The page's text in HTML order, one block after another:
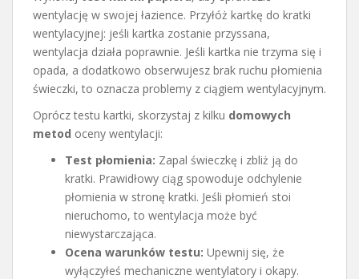
wentylację w swojej łazience. Przyłóż kartkę do kratki
wentylacyjnej: jeśli kartka zostanie przyssana,
wentylacja działa poprawnie. Jeśli kartka nie trzyma się i
opada, a dodatkowo obserwujesz brak ruchu płomienia
świeczki, to oznacza problemy z ciągiem wentylacyjnym.
Oprócz testu kartki, skorzystaj z kilku domowych
metod oceny wentylacji:
Test płomienia: Zapal świeczkę i zbliż ją do
kratki. Prawidłowy ciąg spowoduje odchylenie
płomienia w stronę kratki. Jeśli płomień stoi
nieruchomo, to wentylacja może być
niewystarczająca.
Ocena warunków testu: Upewnij się, że
wyłączyłeś mechaniczne wentylatory i okapy.